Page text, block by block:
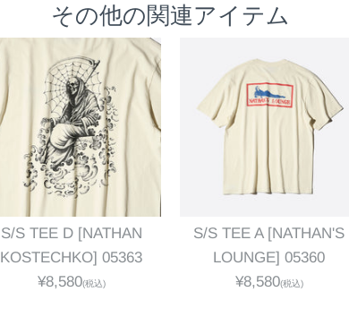
その他の関連アイテム
S/S TEE D [NATHAN
KOSTECHKO] 05363
¥8,580(税込)
S/S TEE A [NATHAN'S
LOUNGE] 05360
¥8,580(税込)